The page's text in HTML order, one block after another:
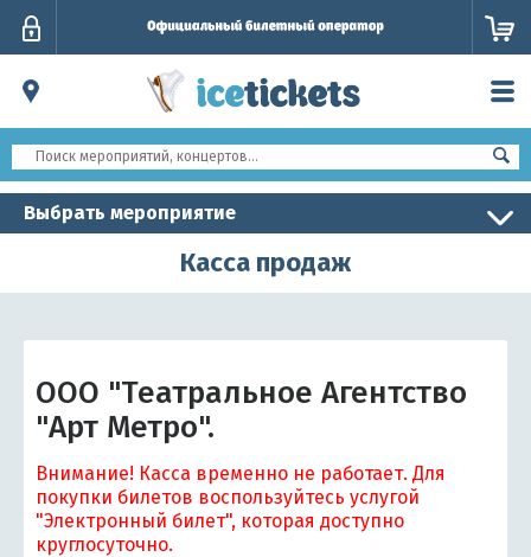
Выбрать мероприятие
Касса продаж
ООО "Театральное Агентство
"Арт Метро".
Внимание! Касса временно не работает. Для
покупки билетов воспользуйтесь услугой
"Электронный билет", которая доступно
круглосуточно.